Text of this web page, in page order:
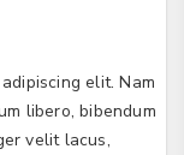
elit. Nam
libero, bibendum
velit lacus,